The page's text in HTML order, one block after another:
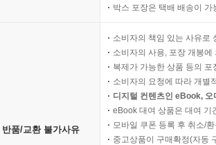
박스 포장은 택배 배송이
반품/교환 불가사유
소비자의 책임 있는 사유로
소비자의 사용, 포장 개봉
복제가 가능한 상품 등의
소비자의 요청에 따라 개별
디지털 컨텐츠인 eBook,
eBook 대여 상품은 대여 기
모바일 쿠폰 등록 후 취소/
중고상품이 구매확정(자동